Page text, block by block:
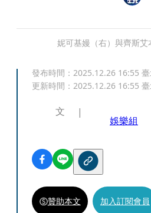
妮可基嫚（右）與齊斯艾
發布時間： 2025.12.26 16:55
更新時間： 2025.12.26 16:55
文
娛樂組
贊助本文 加入訂閱會員